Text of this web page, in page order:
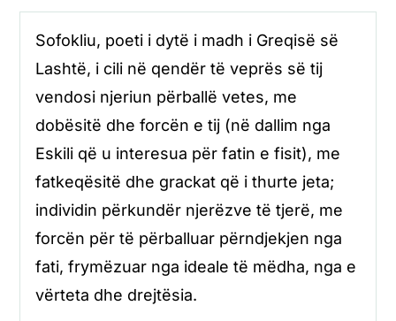
Sofokliu, poeti i dytë i madh i Greqisë së
Lashtë, i cili në qendër të veprës së tij
vendosi njeriun përballë vetes, me
dobësitë dhe forcën e tij (në dallim nga
Eskili që u interesua për fatin e fisit), me
fatkeqësitë dhe grackat që i thurte jeta;
individin përkundër njerëzve të tjerë, me
forcën për të përballuar përndjekjen nga
fati, frymëzuar nga ideale të mëdha, nga e
vërteta dhe drejtësia.